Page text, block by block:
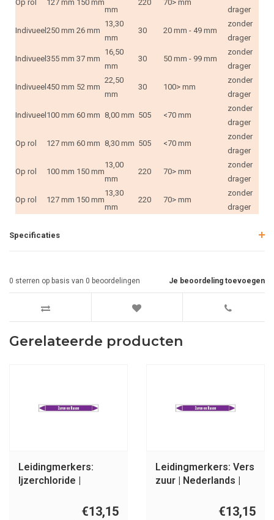
Op rol 127 mm 150 mm
mm
220 70> mm
drager
Indivueel 250 mm 26 mm
13,30
mm
30 20 mm - 49 mm
zonder
drager
Indivueel 355 mm 37 mm
16,50
mm
30 50 mm - 99 mm
zonder
drager
Indivueel 450 mm 52 mm
22,50
mm
30 100> mm
zonder
drager
Indivueel 100 mm 60 mm 8,00 mm 505 <70 mm
zonder
drager
Op rol 127 mm 60 mm 8,30 mm 505 <70 mm
zonder
drager
Op rol 100 mm 150 mm
13,00
mm
220 70> mm
zonder
drager
Op rol 127 mm 150 mm
13,30
mm
220 70> mm
zonder
drager
Specificaties
Je beoordeling toevoegen
0 sterren op basis van 0 beoordelingen
Gerelateerde producten
Leidingmerkers:
Ijzerchloride |
€13,15
Leidingmerkers: Vers
zuur | Nederlands |
€13,15